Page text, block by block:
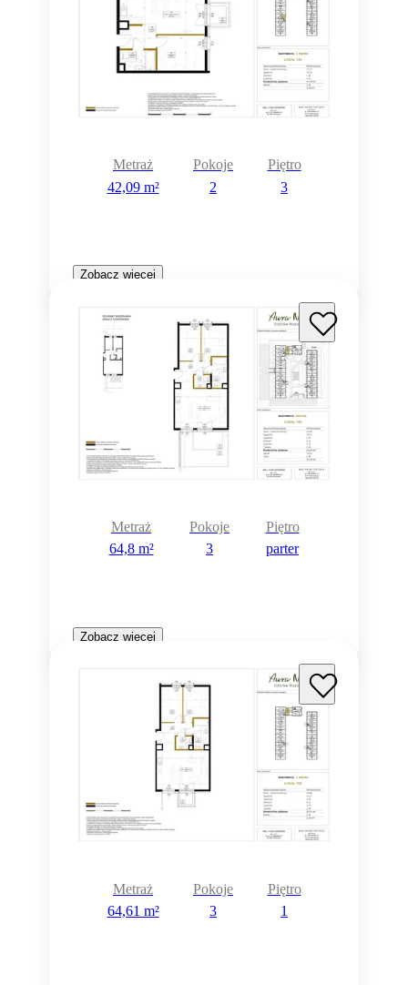
Metraż
42,09 m²
Pokoje
2
Piętro
3
Zobacz więcej
Metraż
64,8 m²
Pokoje
3
Piętro
parter
Zobacz więcej
Metraż
64,61 m²
Pokoje
3
Piętro
1